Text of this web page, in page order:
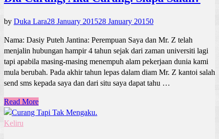
by Duka Lara28 January 201528 January 20150
Nama: Dasiy Puteh Jantina: Perempuan Saya dan Mr. Z telah
menjalin hubungan hampir 4 tahun sejak dari zaman universiti lagi
tapi apabila masing-masing menempuh alam pekerjaan dunia kami
mula berubah. Pada akhir tahun lepas dalam diam Mr. Z kantoi salah
send sms kepada saya dan dari situ saya dapat tahu …
Read More
Keliru